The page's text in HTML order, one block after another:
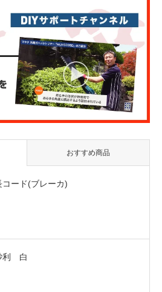
おすすめ商品
コード(ブレーカ)
利 白